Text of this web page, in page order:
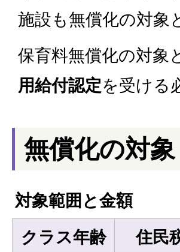
施設も無償化の対象
保育料無償化の対象
用給付認定を受ける
無償化の対象
対象範囲と金額
クラス年齢
住民